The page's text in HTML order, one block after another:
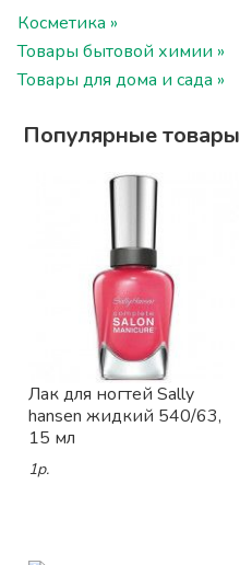
Косметика »
Товары бытовой химии »
Товары для дома и сада »
Популярные товары
Лак для ногтей Sally
hansen жидкий 540/63,
15 мл
1р.